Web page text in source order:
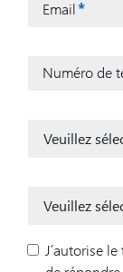
Email
Numéro de
Veuillez
Veuillez
J´autorise